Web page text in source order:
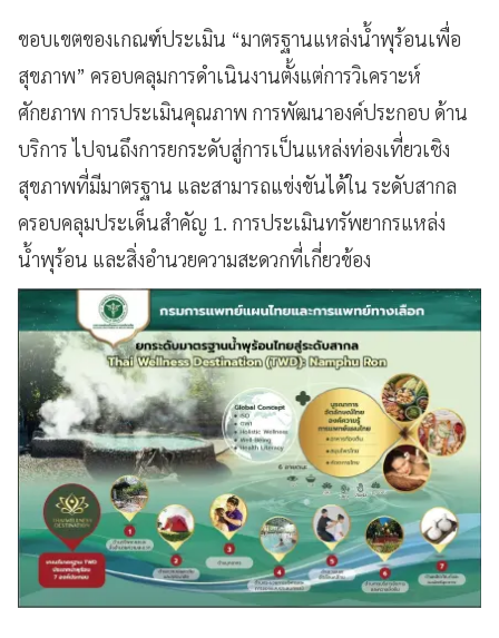
ขอบเขตของเกณฑ์ประเมิน “มาตรฐานแหล่งน้ำพุร้อนเพื่อ
สุขภาพ” ครอบคลุมการดำเนินงานตั้งแต่การวิเคราะห์
ศักยภาพ การประเมินคุณภาพ การพัฒนาองค์ประกอบ ด้าน
บริการ ไปจนถึงการยกระดับสู่การเป็นแหล่งท่องเที่ยวเชิง
สุขภาพที่มีมาตรฐาน และสามารถแข่งขันได้ใน ระดับสากล
ครอบคลุมประเด็นสำคัญ 1. การประเมินทรัพยากรแหล่ง
น้ำพุร้อน และสิ่งอำนวยความสะดวกที่เกี่ยวข้อง